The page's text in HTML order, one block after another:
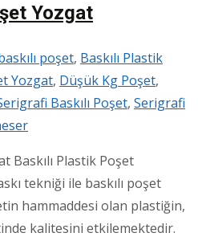
Yozgat
poşet, Baskılı Plastik
Yozgat, Düşük Kg Poşet,
Baskılı Poşet, Serigrafi
Baskılı Plastik Poşet
tekniği ile baskılı poşet
hammaddesi olan plastiğin,
kalitesini etkilemektedir.